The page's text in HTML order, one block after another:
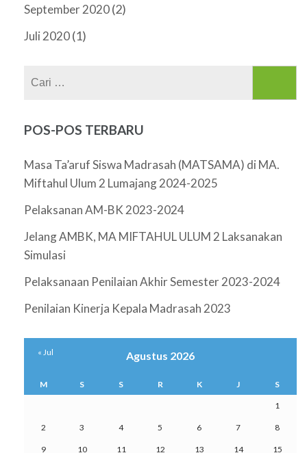
September 2020(2)
Juli 2020(1)
POS-POS TERBARU
Masa Ta’aruf Siswa Madrasah (MATSAMA) di MA.
Miftahul Ulum 2 Lumajang 2024-2025
Pelaksanan AM-BK 2023-2024
Jelang AMBK, MA MIFTAHUL ULUM 2 Laksanakan
Simulasi
Pelaksanaan Penilaian Akhir Semester 2023-2024
Penilaian Kinerja Kepala Madrasah 2023
Agustus 2026
M S S R K J S
1
2 3 4 5 6 7 8
9 10 11 12 13 14 15
« Jul